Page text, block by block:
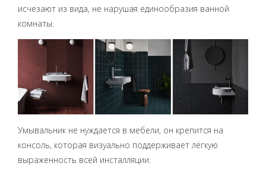
исчезают из вида, не нарушая единообразия ванной
комнаты.
Умывальник не нуждается в мебели, он крепится на
консоль, которая визуально поддерживает лёгкую
выраженность всей инсталляции.